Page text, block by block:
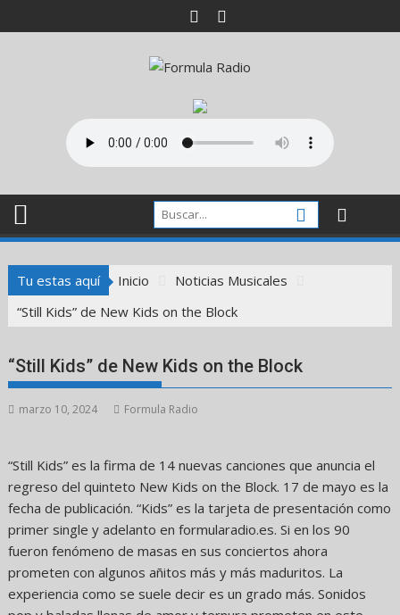
al
Tu estas aquí Inicio
Noticias Musicales
“Still Kids” de New Kids on the Block
“Still Kids” de New Kids on the Block
marzo 10, 2024 Formula Radio
“Still Kids” es la firma de 14 nuevas canciones que anuncia el
regreso del quinteto New Kids on the Block. 17 de mayo es la
fecha de publicación. “Kids” es la tarjeta de presentación como
primer single y adelanto en formularadio.es. Si en los 90
fueron fenómeno de masas en sus conciertos ahora
prometen con algunos añitos más y más maduritos. La
experiencia como se suele decir es un grado más. Sonidos